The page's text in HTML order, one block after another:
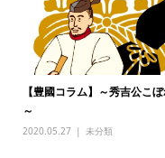
【豊國コラム】～秀吉公こ
～
2020.05.27
未分類